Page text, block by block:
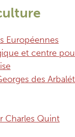
Européennes
et centre
des
Charles Quint